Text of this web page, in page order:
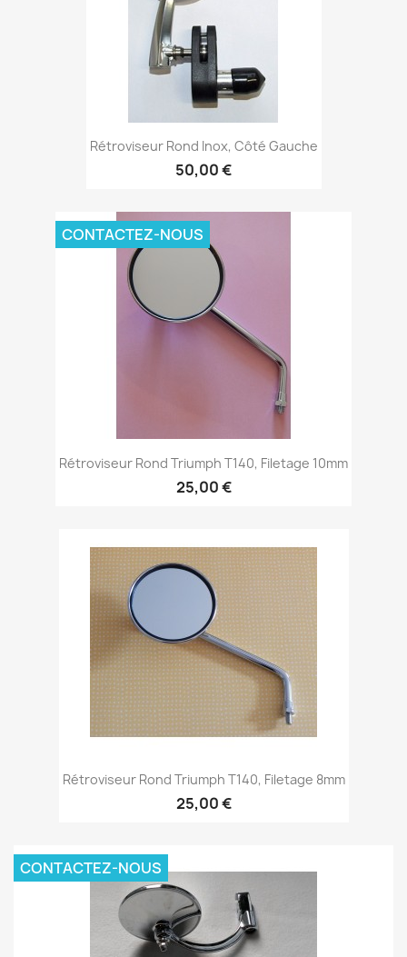
Rétroviseur Rond Inox, Côté Gauche
50,00 €
Rétroviseur Rond Triumph T140, Filetage 10mm
25,00 €
CONTACTEZ-NOUS
Rétroviseur Rond Triumph T140, Filetage 8mm
25,00 €
CONTACTEZ-NOUS